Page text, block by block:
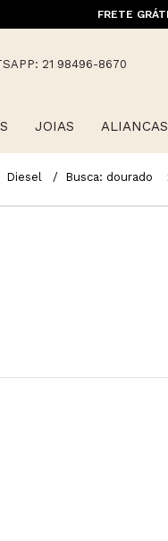
FRETE
21 98496-8670
JOIAS ALIANCAS
Diesel Busca: dourado